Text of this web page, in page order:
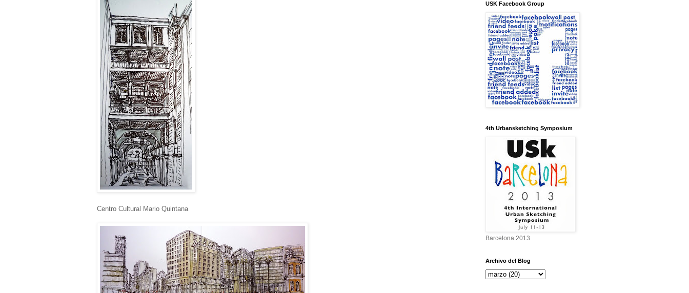
Centro Cultural Mario Quintana
USK Facebook Group
4th Urbansketching Symposium
Barcelona 2013
Archivo del Blog